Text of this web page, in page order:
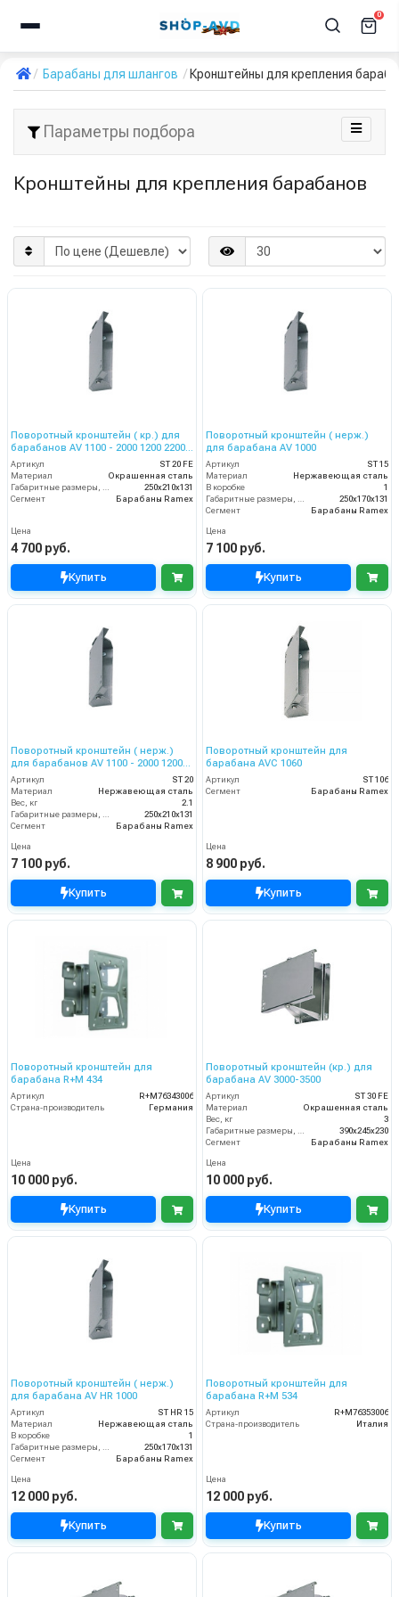
0
Барабаны для шлангов Кронштейны для крепления
Параметры подбора
Кронштейны для крепления барабанов
Поворотный кронштейн ( кр.) для
барабанов AV 1100 - 2000 1200 2200
2201- 825
Артикул
ST 20 FE
Материал
Окрашенная сталь
250x210x131
Сегмент
Барабаны Ramex
Цена
4 700 руб.
Купить
Поворотный кронштейн ( нерж.)
для барабана AV 1000
Артикул
ST 15
Материал
Нержавеющая сталь
В коробке
1
250x170x131
Сегмент
Барабаны Ramex
Цена
7 100 руб.
Купить
Поворотный кронштейн ( нерж.)
для барабанов AV 1100 - 2000 1200
2200 2201- 825
Артикул
ST 20
Материал
Нержавеющая сталь
Вес, кг
2.1
Габаритные размеры, мм
250x210x131
Сегмент
Барабаны Ramex
Цена
7 100 руб.
Купить
Поворотный кронштейн для
барабана AVC 1060
Артикул
ST 106
Сегмент
Барабаны Ramex
Цена
8 900 руб.
Купить
Поворотный кронштейн для
барабана R+M 434
Артикул
R+M76343006
Страна-производитель
Германия
Цена
10 000 руб.
Купить
Поворотный кронштейн (кр.) для
барабана AV 3000-3500
Артикул
ST 30 FE
Материал
Окрашенная сталь
Вес, кг
3
Габаритные размеры, мм
390x245x230
Сегмент
Барабаны Ramex
Цена
10 000 руб.
Купить
Поворотный кронштейн ( нерж.)
для барабана AV HR 1000
Артикул
ST HR 15
Материал
Нержавеющая сталь
В коробке
1
250x170x131
Сегмент
Барабаны Ramex
Цена
12 000 руб.
Купить
Поворотный кронштейн для
барабана R+M 534
Артикул
R+M76353006
Страна-производитель
Италия
Цена
12 000 руб.
Купить